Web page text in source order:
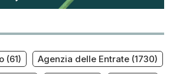
(61) Agenzia delle Entrate (1730)